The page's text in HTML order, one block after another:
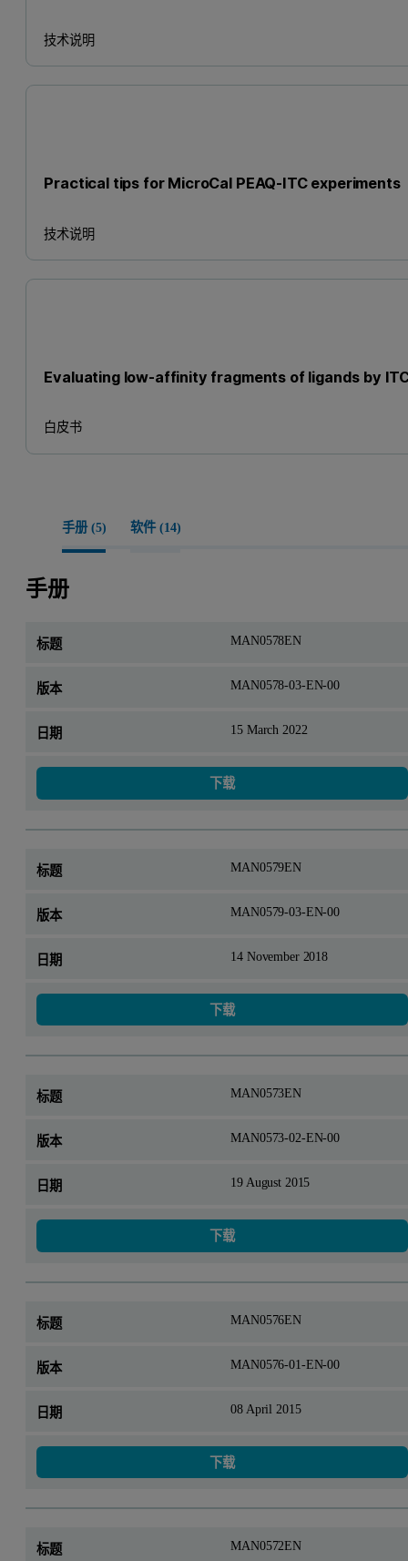
技术说明
Practical tips for MicroCal PEAQ-ITC experiments
技术说明
Evaluating low-affinity fragments of ligands by
白皮书
手册 (5) 软件 (14)
手册
MAN0578EN
MAN0578-03-EN-00
15 March 2022
下载
MAN0579EN
MAN0579-03-EN-00
14 November 2018
下载
MAN0573EN
MAN0573-02-EN-00
19 August 2015
下载
MAN0576EN
MAN0576-01-EN-00
08 April 2015
下载
MAN0572EN